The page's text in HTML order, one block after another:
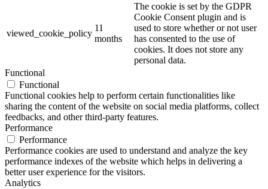
viewed_cookie_policy
11
months
The cookie is set by the GDPR
Cookie Consent plugin and is
used to store whether or not user
has consented to the use of
cookies. It does not store any
personal data.
Functional
Functional
Functional cookies help to perform certain functionalities like
sharing the content of the website on social media platforms, collect
feedbacks, and other third-party features.
Performance
Performance
Performance cookies are used to understand and analyze the key
performance indexes of the website which helps in delivering a
better user experience for the visitors.
Analytics